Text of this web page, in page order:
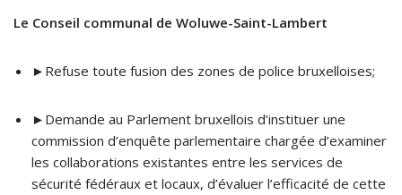
Le Conseil communal de Woluwe-Saint-Lambert
►Refuse toute fusion des zones de police bruxelloises;
►Demande au Parlement bruxellois d’instituer une
commission d’enquête parlementaire chargée d’examiner
les collaborations existantes entre les services de
sécurité fédéraux et locaux, d’évaluer l’efficacité de cette